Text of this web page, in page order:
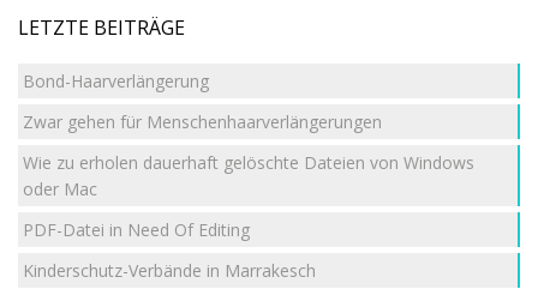
LETZTE BEITRÄGE
Bond-Haarverlängerung
Zwar gehen für Menschenhaarverlängerungen
Wie zu erholen dauerhaft gelöschte Dateien von Windows
oder Mac
PDF-Datei in Need Of Editing
Kinderschutz-Verbände in Marrakesch